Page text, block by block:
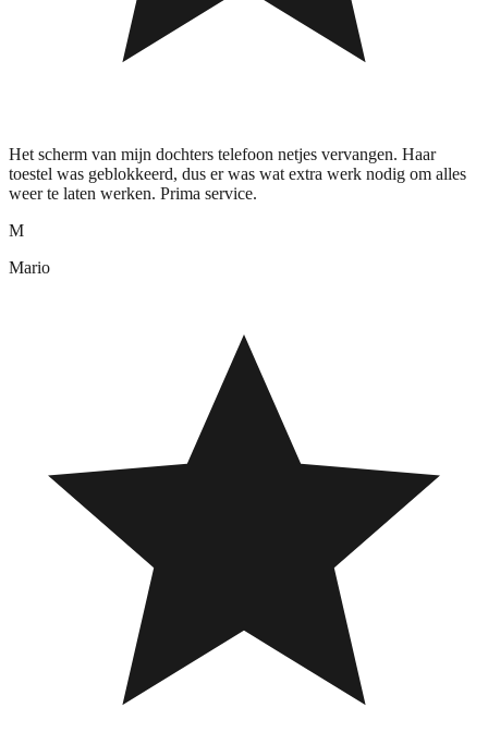
Het scherm van mijn dochters telefoon netjes vervangen. Haar
toestel was geblokkeerd, dus er was wat extra werk nodig om alles
weer te laten werken. Prima service.
M
Mario